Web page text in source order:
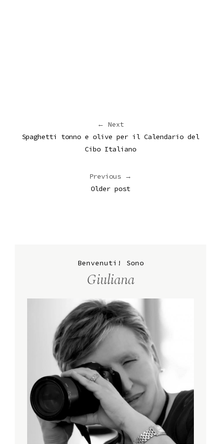
← Next
Spaghetti tonno e olive per il Calendario del
Cibo Italiano
Previous →
Older post
Benvenuti! Sono
Giuliana